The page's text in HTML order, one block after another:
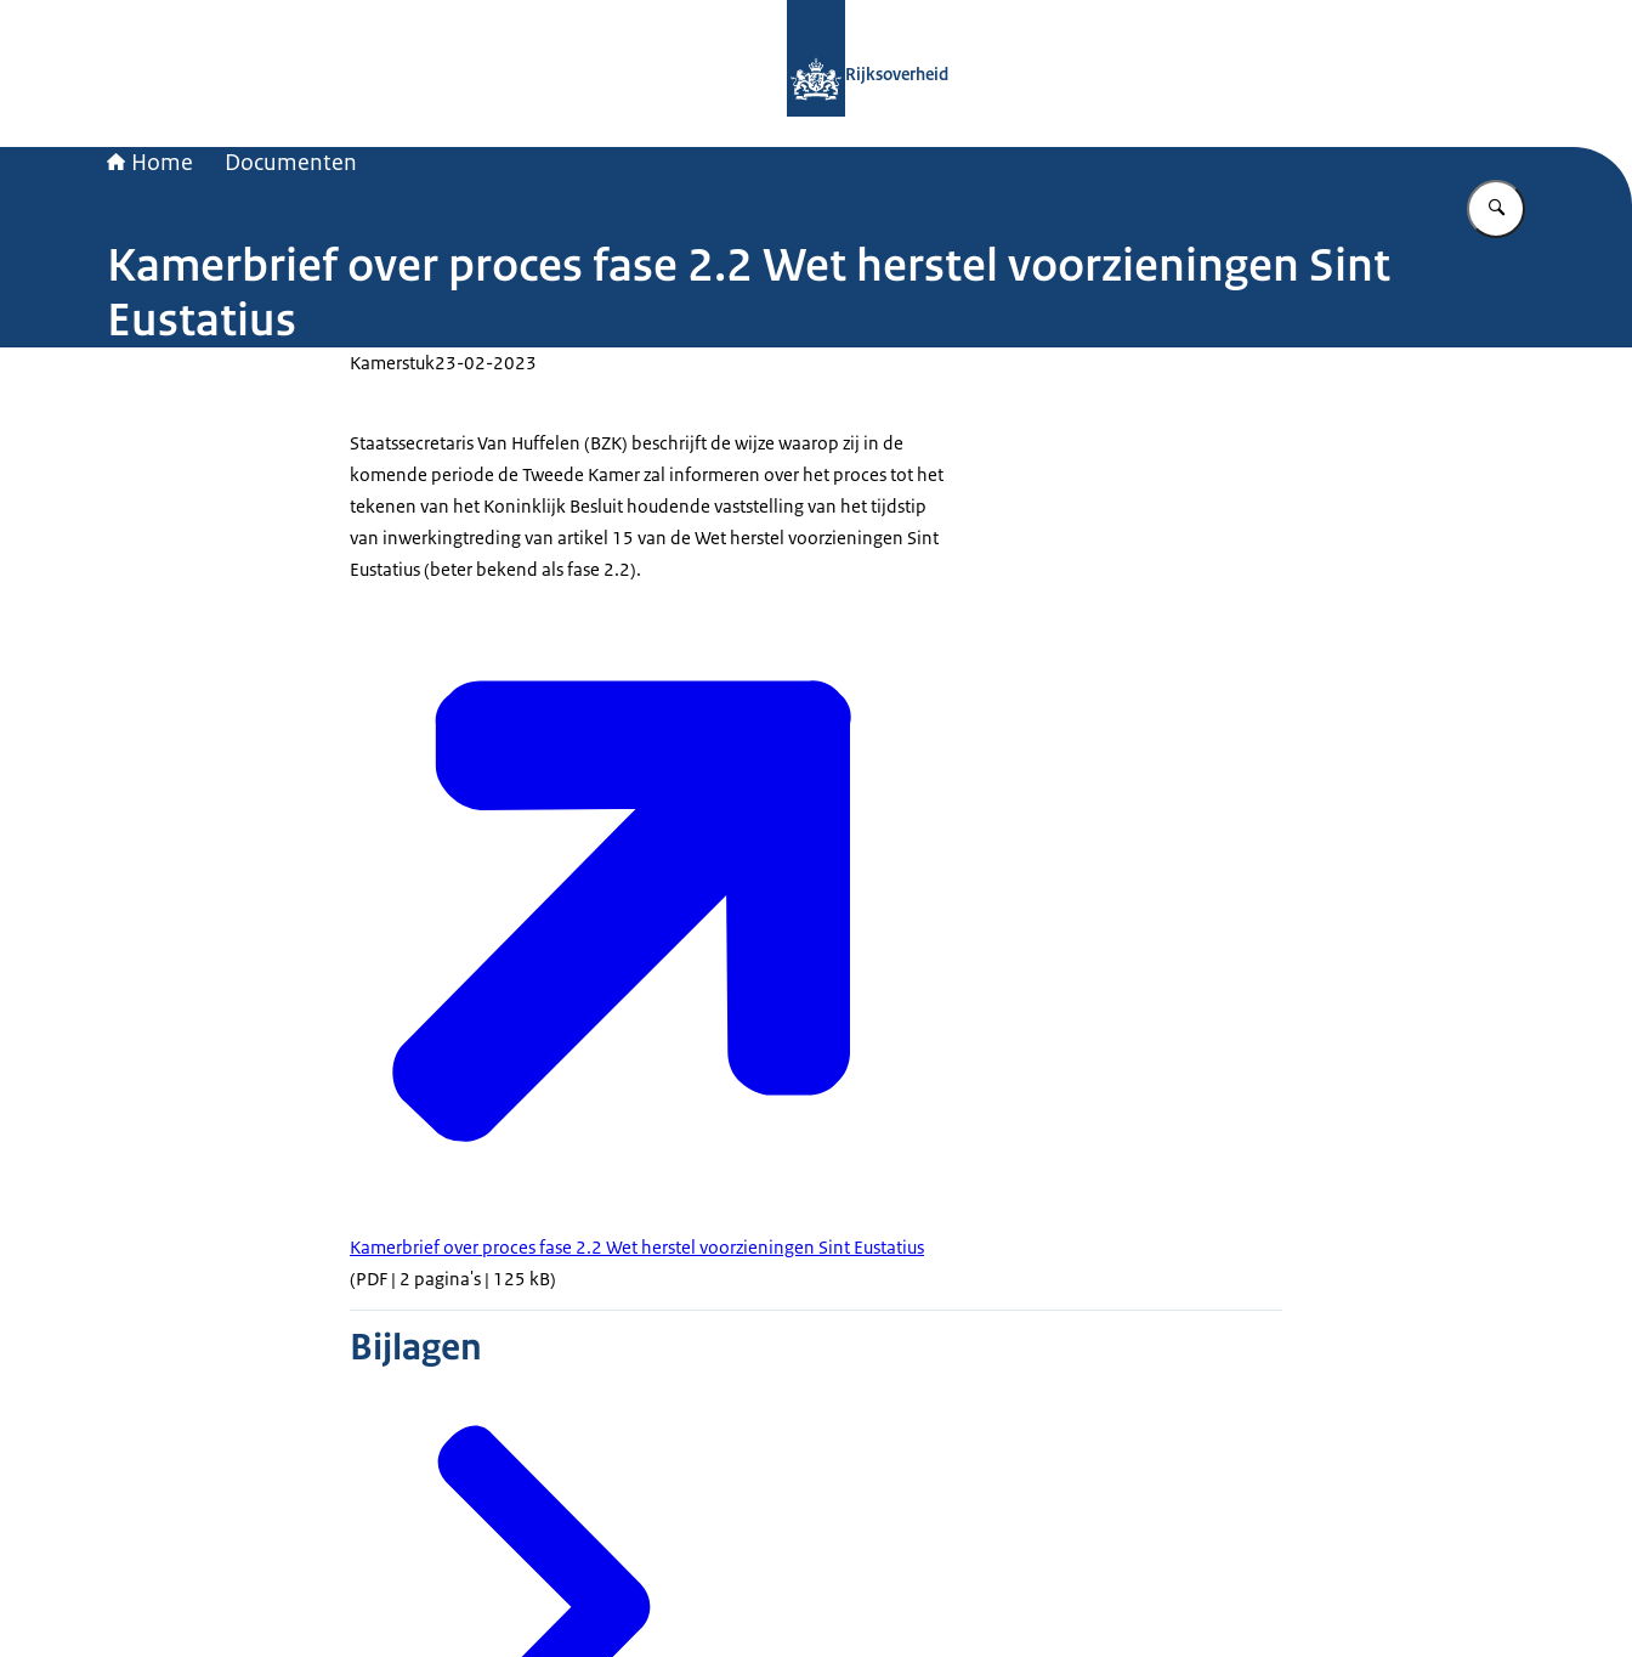
Rijksoverheid
Home Documenten
Vul in wat u
Kamerbrief over proces fase 2.2 Wet herstel voorzieningen Sint
Eustatius
Kamerstuk23-02-2023
Staatssecretaris Van Huffelen (BZK) beschrijft de wijze waarop zij in de
komende periode de Tweede Kamer zal informeren over het proces tot het
tekenen van het Koninklijk Besluit houdende vaststelling van het tijdstip
van inwerkingtreding van artikel 15 van de Wet herstel voorzieningen Sint
Eustatius (beter bekend als fase 2.2).
Kamerbrief over proces fase 2.2 Wet herstel voorzieningen Sint Eustatius
(PDF | 2 pagina's | 125 kB)
Bijlagen